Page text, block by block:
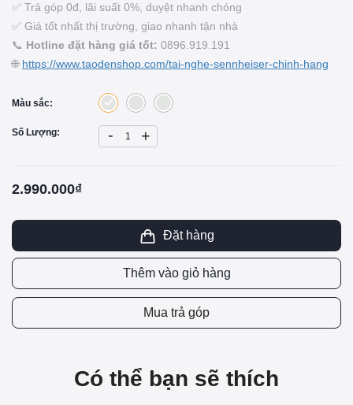
✅ Trả góp 0đ, lãi suất 0%, duyệt nhanh chóng
✅ Giá tốt nhất thị trường, giao nhanh tận nhà
📞 Hotline đặt hàng giá tốt: 0896.919.191
🌐 https://www.taodenshop.com/tai-nghe-sennheiser-chinh-hang
Màu sắc:
Số Lượng: - +
2.990.000₫
Đặt hàng
Thêm vào giỏ hàng
Mua trả góp
Có thể bạn sẽ thích